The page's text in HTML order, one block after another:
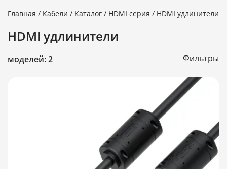
Главная Кабели Каталог HDMI серия HDMI удлинители
HDMI удлинители
моделей: 2 Фильтры